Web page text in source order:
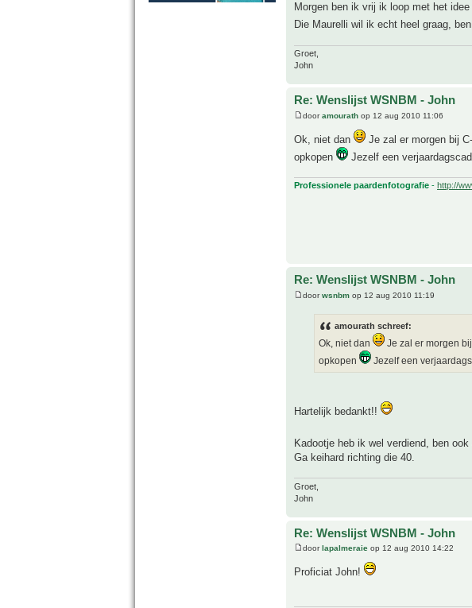
Morgen ben ik vrij ik loop met het
Die Maurelli wil ik echt heel graag,
Groet,
John
Re: Wenslijst WSNBM - John
dooramourath op 12 aug 2010 11:06
Ok, niet dan
Je zal er morgen bij
opkopen
Jezelf een
Professionele paardenfotografie - http://
Re: Wenslijst WSNBM - John
doorwsnbm op 12 aug 2010 11:19
amourath schreef:
Ok, niet dan
Je zal er morgen
opkopen
Jezelf een
Hartelijk bedankt!!
Kadootje heb ik wel verdiend, ben
Ga keihard richting die 40.
Groet,
John
Re: Wenslijst WSNBM - John
doorlapalmeraie op 12 aug 2010 14:22
Proficiat John!